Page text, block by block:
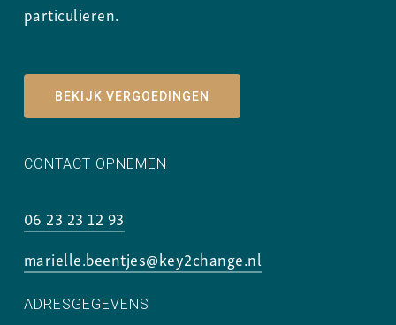
particulieren.
BEKIJK VERGOEDINGEN
CONTACT OPNEMEN
06 23 23 12 93
marielle.beentjes@key2change.nl
ADRESGEGEVENS